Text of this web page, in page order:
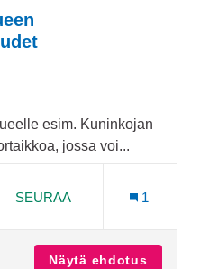
esim. Kuninkojan
jossa voi...
39 SEURAAJAA
SEURAA
1
Näytä ehdotus